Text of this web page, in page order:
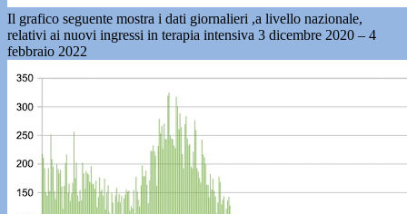
Il grafico seguente mostra i dati giornalieri ,a livello nazionale,
relativi ai nuovi ingressi in terapia intensiva 3 dicembre 2020 – 4
febbraio 2022